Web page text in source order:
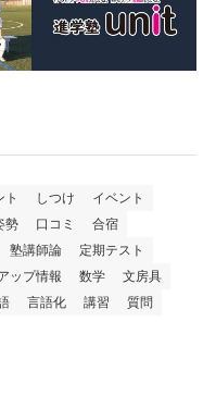
ト しつけ
イベント
勢 口コミ
合宿
塾講師論
定期テスト
ップ情報 数学
文房具
言語化 講習
質問